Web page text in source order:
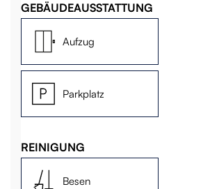
GEBÄUDEAUSSTATTUNG
Aufzug
Parkplatz
REINIGUNG
Besen